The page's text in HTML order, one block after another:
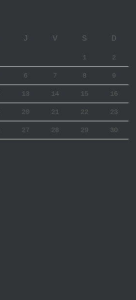
J V S D
1 2
6 7 8 9
13 14 15 16
20 21 22 23
27 28 29 30